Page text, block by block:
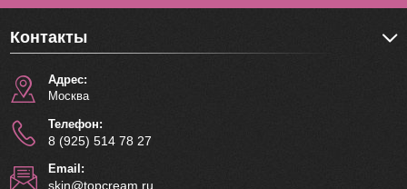
Контакты
Адрес:
Москва
Телефон:
8 (925) 514 78 27
Email:
skin@topcream.ru